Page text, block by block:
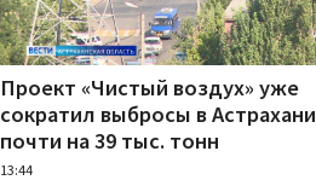
Проект «Чистый воздух» уже
сократил выбросы в Астрахани
почти на 39 тыс. тонн
13:44